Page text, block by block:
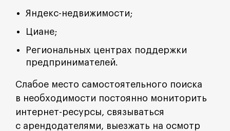
Яндекс-недвижимости;
Циане;
Региональных центрах поддержки
предпринимателей.
Слабое место самостоятельного поиска
в необходимости постоянно мониторить
интернет-ресурсы, связываться
с арендодателями, выезжать на осмотр